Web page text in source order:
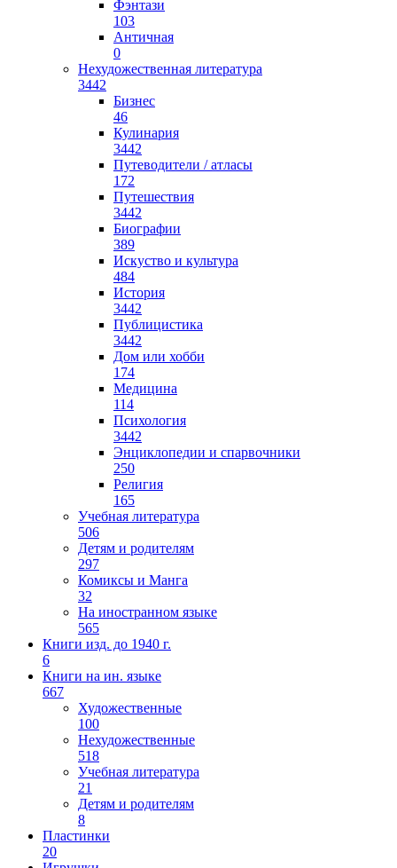
Фэнтази
103
Античная
0
Нехудожественная литература
3442
Бизнес
46
Кулинария
3442
Путеводители / атласы
172
Путешествия
3442
Биографии
389
Искуство и культура
484
История
3442
Публицистика
3442
Дом или хобби
174
Медицина
114
Психология
3442
Энциклопедии и спарвочники
250
Религия
165
Учебная литература
506
Детям и родителям
297
Комиксы и Манга
32
На иностранном языке
565
Книги изд. до 1940 г.
6
Книги на ин. языке
667
Художественные
100
Нехудожественные
518
Учебная литература
21
Детям и родителям
8
Пластинки
20